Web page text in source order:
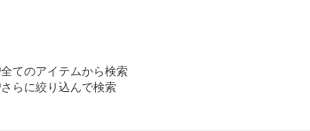
全てのアイテムから検索
さらに絞り込んで検索